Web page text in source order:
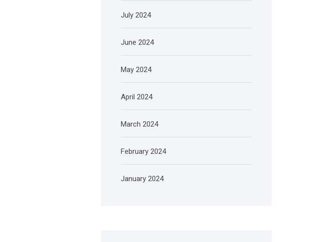
July 2024
June 2024
May 2024
April 2024
March 2024
February 2024
January 2024